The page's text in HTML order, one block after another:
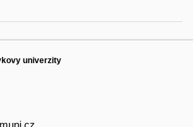
univerzity